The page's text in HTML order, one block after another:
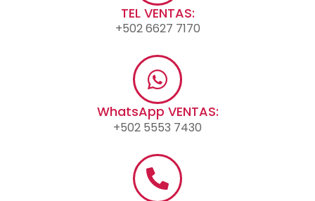
TEL VENTAS:
+502 6627 7170
WhatsApp VENTAS:
+502 5553 7430